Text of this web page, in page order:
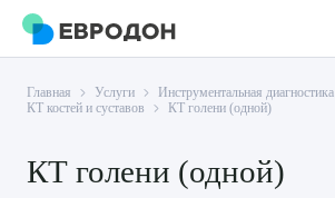
Личный кабинет
О компании
Главная Услуги Инструментальная диагностика
КТ костей и суставов
КТ голени (одной)
КТ голени (одной)